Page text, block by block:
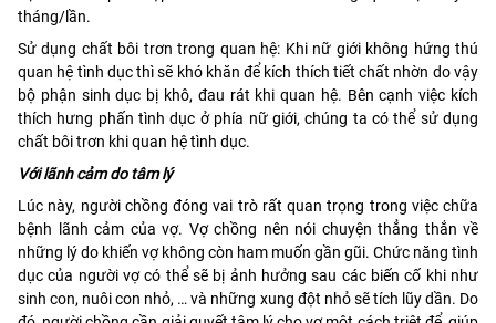
tháng/lần.
Sử dụng chất bôi trơn trong quan hệ: Khi nữ giới không hứng thú
quan hệ tình dục thì sẽ khó khăn để kích thích tiết chất nhờn do vậy
bộ phận sinh dục bị khô, đau rát khi quan hệ. Bên cạnh việc kích
thích hưng phấn tình dục ở phía nữ giới, chúng ta có thể sử dụng
chất bôi trơn khi quan hệ tình dục.
Với lãnh cảm do tâm lý
Lúc này, người chồng đóng vai trò rất quan trọng trong việc chữa
bệnh lãnh cảm của vợ. Vợ chồng nên nói chuyện thẳng thắn về
những lý do khiến vợ không còn ham muốn gần gũi. Chức năng tình
dục của người vợ có thể sẽ bị ảnh hưởng sau các biến cố khi như
sinh con, nuôi con nhỏ, … và những xung đột nhỏ sẽ tích lũy dần. Do